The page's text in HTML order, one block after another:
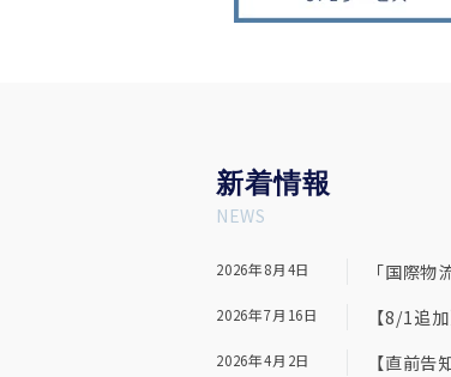
新着情報
NEWS
2026年8月4日 「国際
2026年7月16日 【8/1追
2026年4月2日 【直前